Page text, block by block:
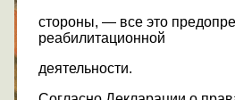
стороны, — все это
реабилитационной
деятельности.